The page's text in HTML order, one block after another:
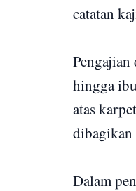
catatan
hingga
atas
dibagikan
Dalam